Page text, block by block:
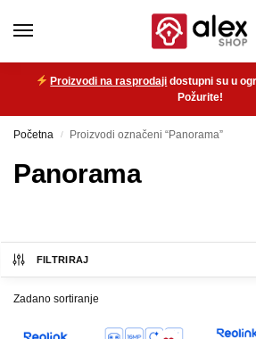
Proizvodi na rasprodaji dostupni su u
Požurite!
Početna / Proizvodi označeni “Panorama”
Panorama
FILTRIRAJ